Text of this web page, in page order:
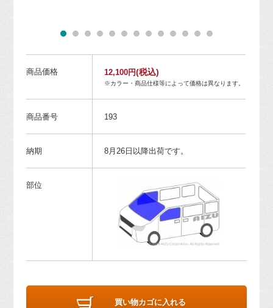
商品価格 12,100円(税込)
※カラー・商品仕様等によって価格は異なります。
商品番号 193
納期 8月26日以降出荷です。
部位
買い物カゴに入れる